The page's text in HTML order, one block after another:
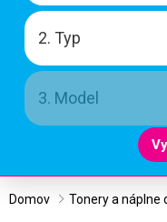
2. Typ
3. Model
Domov Tonery a náplne